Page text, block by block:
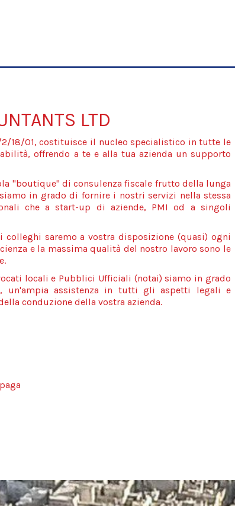
LTD
2/18/01, costituisce il nucleo specialistico in tutte le
offrendo a te e alla tua azienda un supporto
"boutique" di consulenza fiscale frutto della lunga
in grado di fornire i nostri servizi nella stessa
che a start-up di aziende, PMI od a singoli
saremo a vostra disposizione (quasi) ogni
e la massima qualità del nostro lavoro sono le
locali e Pubblici Ufficiali (notai) siamo in grado
un'ampia assistenza in tutti gli aspetti legali e
conduzione della vostra azienda.